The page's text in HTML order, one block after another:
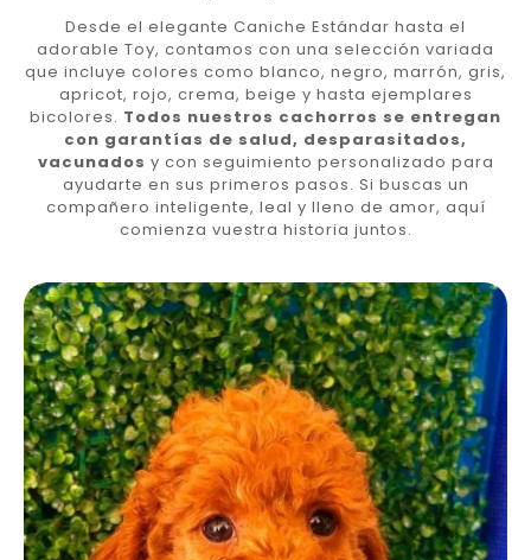
Desde el elegante Caniche Estándar hasta el
adorable Toy, contamos con una selección variada
que incluye colores como blanco, negro, marrón, gris,
apricot, rojo, crema, beige y hasta ejemplares
bicolores. Todos nuestros cachorros se entregan
con garantías de salud, desparasitados,
vacunados y con seguimiento personalizado para
ayudarte en sus primeros pasos. Si buscas un
compañero inteligente, leal y lleno de amor, aquí
comienza vuestra historia juntos.